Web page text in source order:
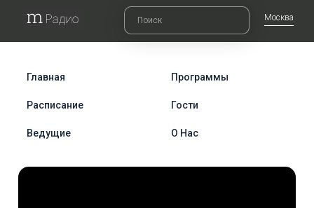
Москва
Главная Программы
Расписание Гости
Ведущие О Нас